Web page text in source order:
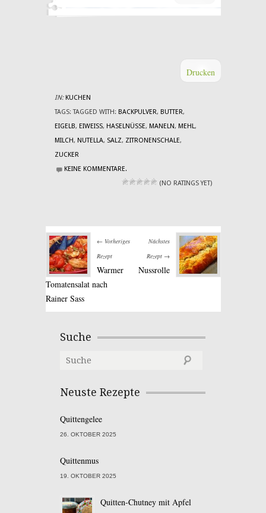
Drucken
IN: KUCHEN
TAGS: TAGGED WITH: BACKPULVER, BUTTER,
EIGELB, EIWEISS , HASELNÜSSE, MANELN, MEHL,
MILCH, NUTELLA, SALZ, ZITRONENSCHALE,
ZUCKER
KEINE KOMMENTARE.
(NO RATINGS YET)
← Vorheriges
Rezept
Warmer
Tomatensalat nach
Rainer Sass
Nächstes
Rezept →
Nussrolle
Suche
Neuste Rezepte
Quittengelee
26. OKTOBER 2025
Quittenmus
19. OKTOBER 2025
Quitten-Chutney mit Apfel